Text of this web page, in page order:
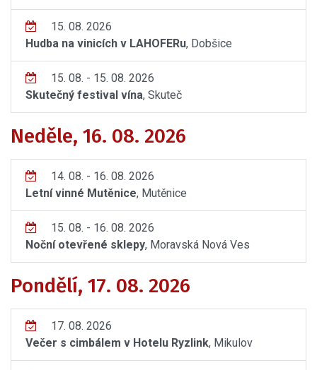
15. 08. 2026
Hudba na vinicích v LAHOFERu, Dobšice
15. 08. - 15. 08. 2026
Skutečný festival vína, Skuteč
Neděle, 16. 08. 2026
14. 08. - 16. 08. 2026
Letní vinné Mutěnice, Mutěnice
15. 08. - 16. 08. 2026
Noční otevřené sklepy, Moravská Nová Ves
Pondělí, 17. 08. 2026
17. 08. 2026
Večer s cimbálem v Hotelu Ryzlink, Mikulov